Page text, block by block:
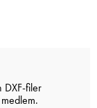
DXF-filer